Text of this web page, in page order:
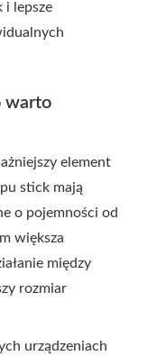
i lepsze
warto
element
stick mają
o pojemności od
większa
między
rozmiar
urządzeniach